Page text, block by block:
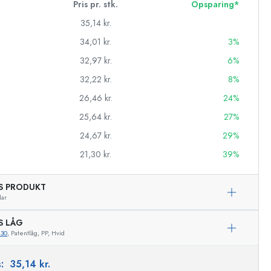
Pris pr. stk.
Opsparing*
35,14 kr.
34,01 kr.
3%
32,97 kr.
6%
32,22 kr.
8%
26,46 kr.
24%
25,64 kr.
27%
24,67 kr.
29%
21,30 kr. 39%
PRODUKT
LÅG
, Patentlåg, PP, Hvid
35,14 kr.